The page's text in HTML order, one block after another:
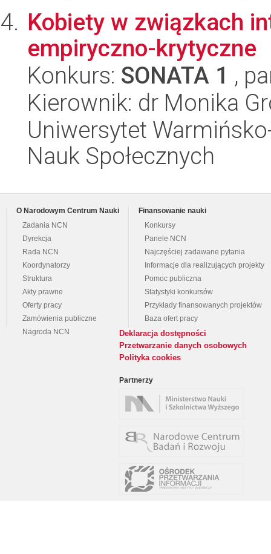
Kobiety w związkach
empiryczno-krytyczne
Konkurs: SONATA 1 ,
Kierownik: dr Monika
Uniwersytet
Nauk Społecznych
O Narodowym Centrum Nauki
Zadania NCN
Dyrekcja
Rada NCN
Koordynatorzy
Struktura
Akty prawne
Oferty pracy
Zamówienia publiczne
Nagroda NCN
Finansowanie nauki
Konkursy
Panele NCN
Najczęściej zadawane pytania
Informacje dla realizujących projekty
Pomoc publiczna
Statystyki konkursów
Przykłady finansowanych projektów
Baza ofert pracy
Deklaracja dostępności
Przetwarzanie danych osobowych
Polityka cookies
Partnerzy